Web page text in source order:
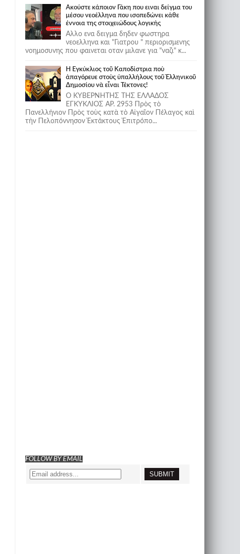
Ακούστε κάποιον Γάκη που ειναι δείγμα του
μέσου νεοέλληνα που ισοπεδώνει κάθε
έννοια της στοιχειώδους λογικής
Αλλο ενα δειγμα δηδεν φωστηρα
νεοελληνα και "Γιατρου " περιορισμενης
νοημοσυνης που φαινεται οταν μιλανε για "ναζι" κ...
Ἡ Ἐγκύκλιος τοῦ Καποδίστρια ποὺ
ἀπαγόρευε στοὺς ὑπαλλήλους τοῦ Ἑλληνικοῦ
Δημοσίου νὰ εἶναι Τέκτονες!
Ο ΚΥΒΕΡΝΗΤΗΣ ΤΗΣ ΕΛΛΑΔΟΣ
ΕΓΚΥΚΛΙΟΣ ΑΡ. 2953 Πρὸς τὸ
Πανελλήνιον Πρὸς τοὺς κατὰ τὸ Αἰγαῖον Πέλαγος καὶ
τὴν Πελοπόννησον Ἐκτάκτους Ἐπιτρόπο...
FOLLOW BY EMAIL